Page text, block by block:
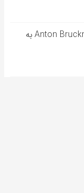
آهنگ آلمانی Tochterkomplex از Anton Bruckner به